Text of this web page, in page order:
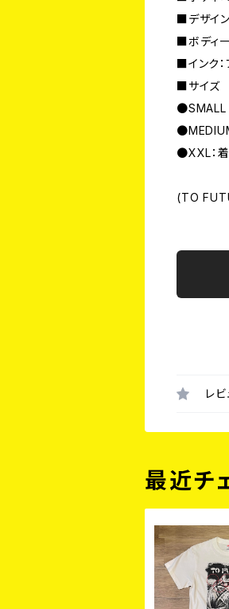
■デザイ
■ボディー
■インク：
■サイズ
●XXL：
(TO
レ
最近チ